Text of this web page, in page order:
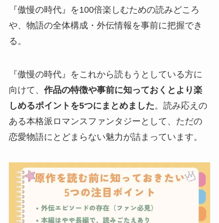
『傲慢の時代』を100倍楽しむための読みどころ
や、物語の全体構成・外伝情報を事前に把握でき
る。
『傲慢の時代』をこれから読もうとしている方に
向けて、 作品の特徴や事前に知っておくとより楽
しめるポイントを5つにまとめました。読み応えの
ある本格派ロマンスファンタジーとして、ただの
恋愛物語にとどまらない魅力が詰まっています。